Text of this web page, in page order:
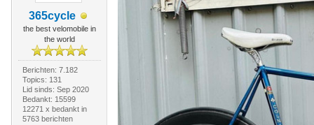
365cycle
the best velomobile in
the world
Berichten: 7.182
Topics: 131
Lid sinds: Sep 2020
Bedankt: 15599
12271 x bedankt in
5763 berichten